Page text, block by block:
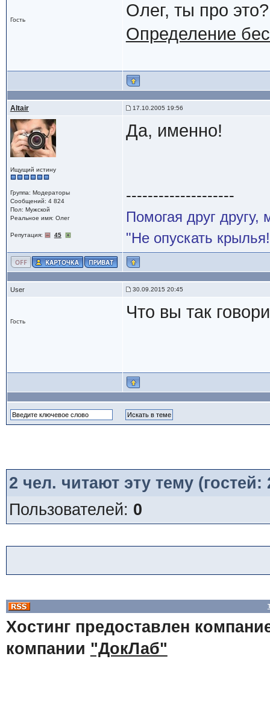
Гость
Олег, ты про это?
Определение
Altair 17.10.2005 19:56
Ищущий истину
Группа: Модераторы
Сообщений: 4 824
Пол: Мужской
Реальное имя: Олег
Репутация: 45
Да, именно!
--------------------
Помогая друг
"Не опускать
User 30.09.2015 20:45
Гость Что вы так
2 чел. читают эту тему
Пользователей: 0
Хостинг предоставлен
компании "ДокЛаб"